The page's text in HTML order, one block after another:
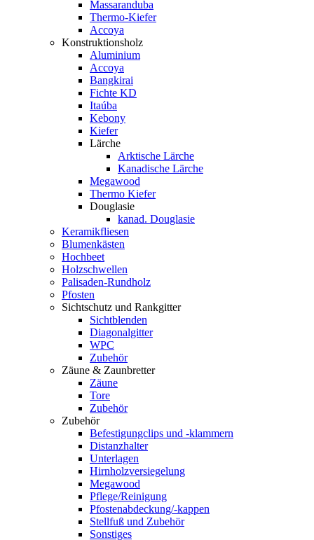
Massaranduba
Thermo-Kiefer
Accoya
Konstruktionsholz
Aluminium
Accoya
Bangkirai
Fichte KD
Itaúba
Kebony
Kiefer
Lärche
Arktische Lärche
Kanadische Lärche
Megawood
Thermo Kiefer
Douglasie
kanad. Douglasie
Keramikfliesen
Blumenkästen
Hochbeet
Holzschwellen
Palisaden-Rundholz
Pfosten
Sichtschutz und Rankgitter
Sichtblenden
Diagonalgitter
WPC
Zubehör
Zäune & Zaunbretter
Zäune
Tore
Zubehör
Zubehör
Befestigungclips und -klammern
Distanzhalter
Unterlagen
Hirnholzversiegelung
Megawood
Pflege/Reinigung
Pfostenabdeckung/-kappen
Stellfuß und Zubehör
Sonstiges